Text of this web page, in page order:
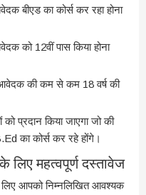
बीएड का कोर्स कर रहा होना
को 12वीं पास किया होना
की कम से कम 18 वर्ष की
को प्रदान किया जाएगा जो की
का कोर्स कर रहे होंगे।
लिए महत्वपूर्ण दस्तावेज
आपको निम्नलिखित आवश्यक